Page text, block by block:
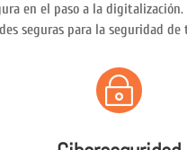
en el paso a la
seguras para la seguridad de
~